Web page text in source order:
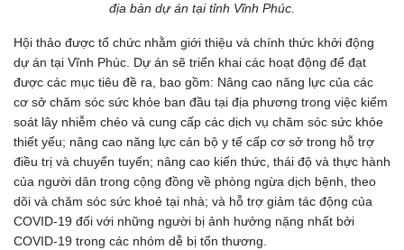
địa bàn dự án tại tỉnh Vĩnh Phúc.
Hội thảo được tổ chức nhằm giới thiệu và chính thức khởi động
dự án tại Vĩnh Phúc. Dự án sẽ triển khai các hoạt động để đạt
được các mục tiêu đề ra, bao gồm: Nâng cao năng lực của các
cơ sở chăm sóc sức khỏe ban đầu tại địa phương trong việc kiểm
soát lây nhiễm chéo và cung cấp các dịch vụ chăm sóc sức khỏe
thiết yếu; nâng cao năng lực cán bộ y tế cấp cơ sở trong hỗ trợ
điều trị và chuyển tuyến; nâng cao kiến thức, thái độ và thực hành
của người dân trong cộng đồng về phòng ngừa dịch bệnh, theo
dõi và chăm sóc sức khoẻ tại nhà; và hỗ trợ giảm tác động của
COVID-19 đối với những người bị ảnh hưởng nặng nhất bởi
COVID-19 trong các nhóm dễ bị tổn thương.